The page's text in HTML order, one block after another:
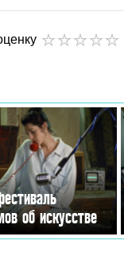
об искусстве